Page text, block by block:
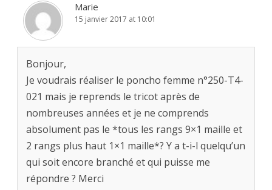
Marie
15 janvier 2017 at 10:01
Bonjour,
Je voudrais réaliser le poncho femme n°250-T4-
021 mais je reprends le tricot après de
nombreuses années et je ne comprends
absolument pas le *tous les rangs 9×1 maille et
2 rangs plus haut 1×1 maille*? Y a t-i-l quelqu’un
qui soit encore branché et qui puisse me
répondre ? Merci